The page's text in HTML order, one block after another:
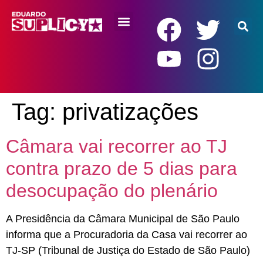
Tag: privatizações
Câmara vai recorrer ao TJ
contra prazo de 5 dias para
desocupação do plenário
A Presidência da Câmara Municipal de São Paulo
informa que a Procuradoria da Casa vai recorrer ao
TJ-SP (Tribunal de Justiça do Estado de São Paulo)